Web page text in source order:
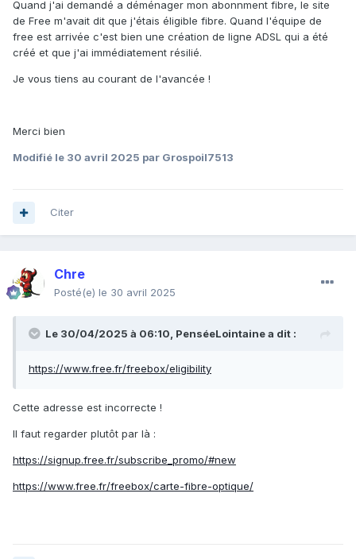
Quand j'ai demandé a déménager mon abonnment fibre, le site
de Free m'avait dit que j'étais éligible fibre. Quand l'équipe de
free est arrivée c'est bien une création de ligne ADSL qui a été
créé et que j'ai immédiatement résilié.
Je vous tiens au courant de l'avancée !
Merci bien
Modifié le 30 avril 2025 par Grospoil7513
Citer
Chre
Posté(e) le 30 avril 2025
Le 30/04/2025 à 06:10, PenséeLointainea dit :
https://www.free.fr/freebox/eligibility
Cette adresse est incorrecte !
Il faut regarder plutôt par là :
https://signup.free.fr/subscribe_promo/#new
https://www.free.fr/freebox/carte-fibre-optique/